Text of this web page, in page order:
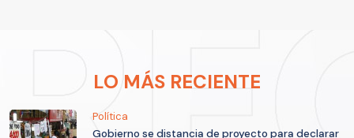
LO MÁS RECIENTE
Política
Gobierno se distancia de proyecto para declarar